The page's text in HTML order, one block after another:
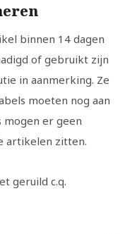
binnen 14 dagen
of gebruikt zijn
in aanmerking. Ze
moeten nog aan
mogen er geen
artikelen zitten.
geruild c.q.